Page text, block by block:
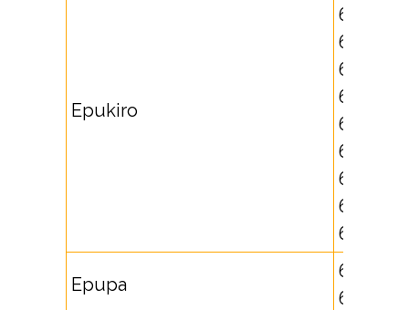
Epukiro
625673,
625674,
625686,
625687,
625688,
625800,
625801,
625802,
625803
Epupa
671794,
672903